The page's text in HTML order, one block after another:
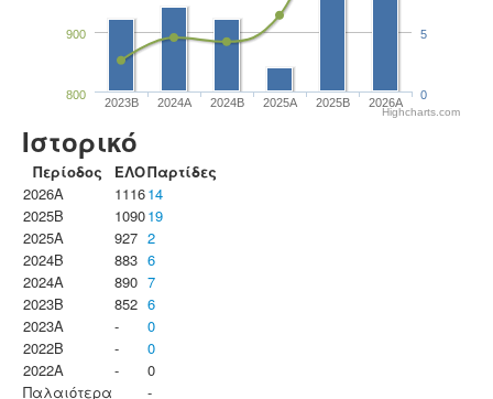
2023B 2024A 2024B 2025A 2025B 2026A
800
900
0
5
Highcharts.com
Ιστορικό
Περίοδος ΕΛΟΠαρτίδες
2026A
111614
2025B
109019
2025A
927 2
2024B
883 6
2024A
890 7
2023B
852 6
2023Α
-
0
2022B
-
0
2022A
-
0
Παλαιότερα
-